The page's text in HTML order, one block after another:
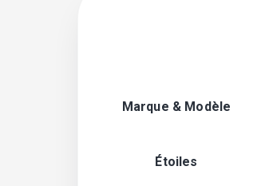
Marque & Modèle
Étoiles